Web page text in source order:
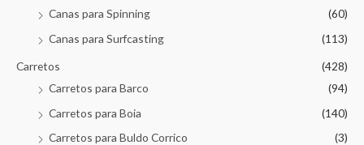
Canas para Spinning
(60)
Canas para Surfcasting
(113)
Carretos
(428)
Carretos para Barco
(94)
Carretos para Boia
(140)
Carretos para Buldo Corrico
(3)